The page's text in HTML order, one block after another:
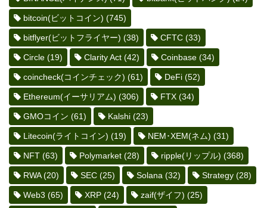
bitcoin(ビットコイン) (745)
bitflyer(ビットフライヤー) (38) CFTC (33)
Circle (19) Clarity Act (42) Coinbase (34)
coincheck(コインチェック) (61) DeFi (52)
Ethereum(イーサリアム) (306) FTX (34)
GMOコイン (61) Kalshi (23)
Litecoin(ライトコイン) (19) NEM･XEM(ネム) (31)
NFT (63) Polymarket (28) ripple(リップル) (368)
RWA(20) SEC (25) Solana (32) Strategy (28)
Web3 (65) XRP (24) zaif(ザイフ) (25)